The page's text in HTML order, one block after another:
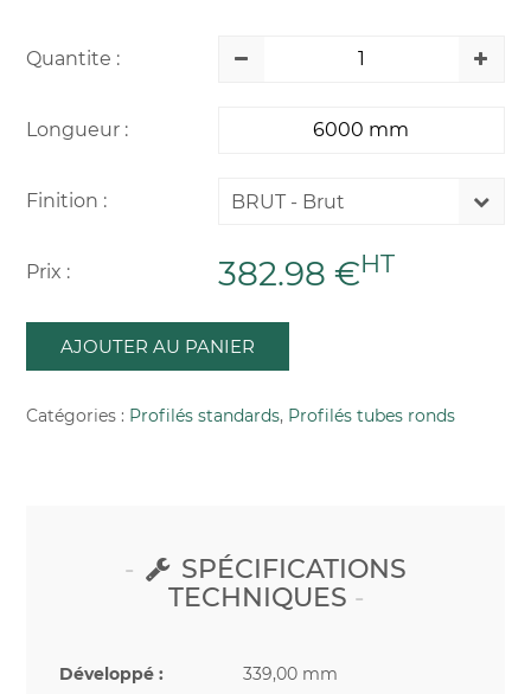
Quantite :
Longueur :
Finition : BRUT - Brut
Prix : 382.98 €HT
AJOUTER AU PANIER
Catégories : Profilés standards, Profilés tubes ronds
SPÉCIFICATIONS
TECHNIQUES
Développé : 339,00 mm